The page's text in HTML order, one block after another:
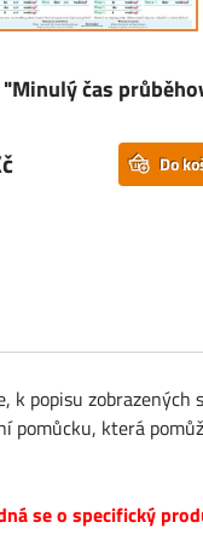
"Minulý čas
Do
k popisu
která
se o specifický